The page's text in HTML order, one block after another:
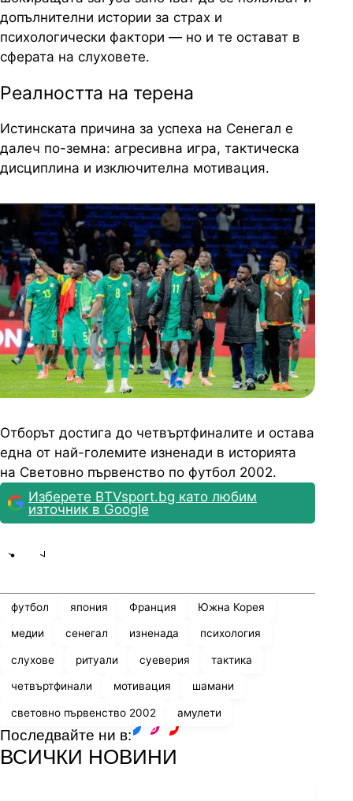
допълнителни истории за страх и
психологически фактори — но и те остават в
сферата на слуховете.
Реалността на терена
Истинската причина за успеха на Сенегал е
далеч по-земна: агресивна игра, тактическа
дисциплина и изключителна мотивация.
Отборът достига до четвъртфиналите и остава
една от най-големите изненади в историята
на Световно първенство по футбол 2002.
Изберете BTVsport.bg като любим
източник в Google
футбол япония Франция Южна Корея
медии сенегал изненада психология
слухове ритуали суеверия тактика
четвъртфинали мотивация шамани
световно първенство 2002 амулети
Последвайте ни в:
ВСИЧКИ НОВИНИ